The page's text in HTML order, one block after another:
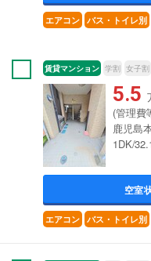
エアコン バス・トイレ別
賃貸マンション 学割 女子割
5.5
(管理費
鹿児島
1DK/
空室
エアコン バス・トイレ別